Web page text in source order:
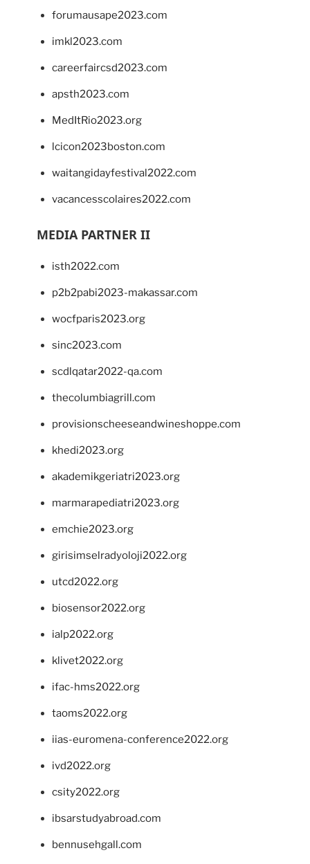
forumausape2023.com
imkl2023.com
careerfaircsd2023.com
apsth2023.com
MedItRio2023.org
lcicon2023boston.com
waitangidayfestival2022.com
vacancesscolaires2022.com
MEDIA PARTNER II
isth2022.com
p2b2pabi2023-makassar.com
wocfparis2023.org
sinc2023.com
scdlqatar2022-qa.com
thecolumbiagrill.com
provisionscheeseandwineshoppe.com
khedi2023.org
akademikgeriatri2023.org
marmarapediatri2023.org
emchie2023.org
girisimselradyoloji2022.org
utcd2022.org
biosensor2022.org
ialp2022.org
klivet2022.org
ifac-hms2022.org
taoms2022.org
iias-euromena-conference2022.org
ivd2022.org
csity2022.org
ibsarstudyabroad.com
bennusehgall.com